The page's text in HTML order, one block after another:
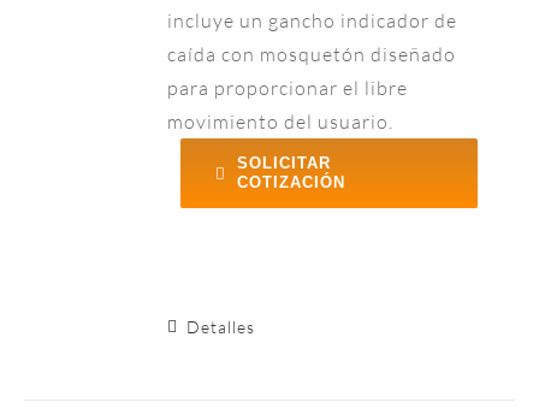
incluye un gancho indicador de
caída con mosquetón diseñado
para proporcionar el libre
movimiento del usuario.
SOLICITAR
COTIZACIÓN
Detalles